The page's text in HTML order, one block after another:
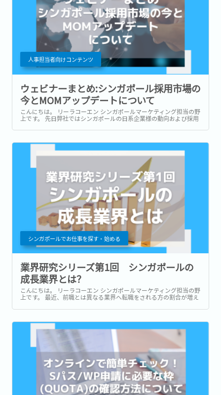
人事担当者向けコンテンツ
ウェビナーまとめ:シンガポール採用市場の
今とMOMアップデートについて
こんにちは。 リーラコーエン シンガポールマーケティング担当の野
上です。 先日弊社ではシンガポールの日系企業様の動向および採用
げさまで約200社ものご担当者様よりお申込みをいただき、大盛況
シンガポールでお仕事を探す・始める
業界研究シリーズ第1回 シンガポールの
成長業界とは？
こんにちは。 リーラコーエン シンガポールマーケティング担当の野
上です。 最近、前職とは異なる業界へ転職をされる方の割合が増え
の割合は全体のなんと７割にも及ぶそうです。...